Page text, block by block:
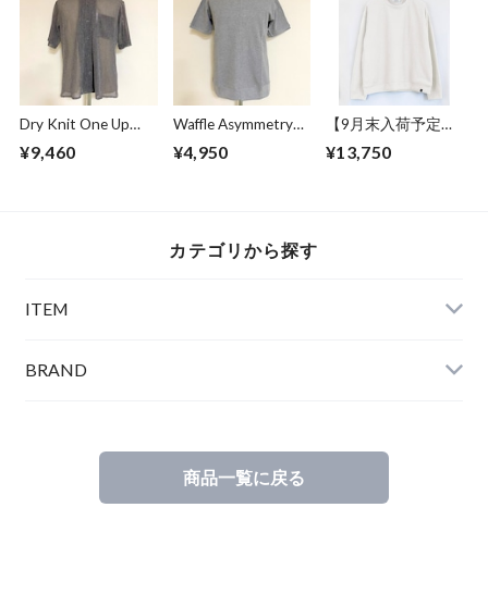
Dry Knit One Up
Collar S/S Shirts
Beige
¥9,460
Waffle Asymmetry
Crew Neck S/S
Sweat Gray
¥4,950
【9月末入荷予定】
Over Size Knit Cut &
Sewn Off White
¥13,750
カテゴリから探す
ITEM
BRAND
商品一覧に戻る